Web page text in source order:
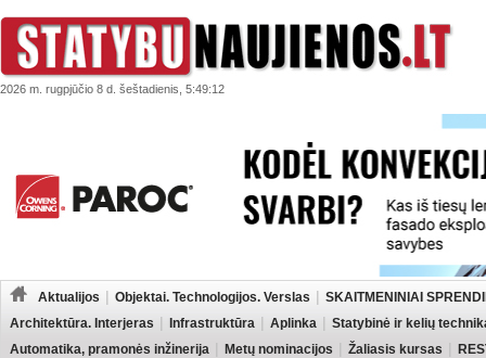
2026 m. rugpjūčio 8 d. šeštadienis, 5:49:12
Aktualijos Objektai. Technologijos. Verslas
SKAITMENINIAI
Architektūra. Interjeras
Infrastruktūra Aplinka
Statybinė ir kelių
Automatika, pramonės inžinerija
Metų nominacijos Žaliasis kursas